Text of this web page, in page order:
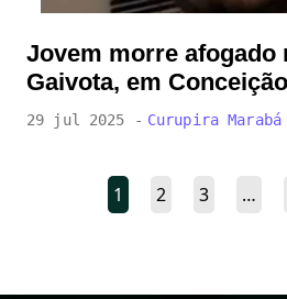
Jovem morre afogado
Gaivota, em
29 jul 2025 - Curupira Marabá
1 2 3 …